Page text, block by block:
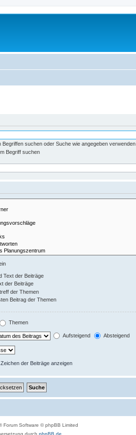
Begriffen suchen oder Suche wie angegeben verwenden
Begriff suchen
Text der Beiträge
der Beiträge
der Themen
Beitrag der Themen
Themen
Aufsteigend Absteigend
Zeichen der Beiträge anzeigen
Forum Software © phpBB Limited
durch phpBB.de